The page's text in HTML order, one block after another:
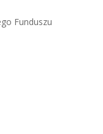
Funduszu